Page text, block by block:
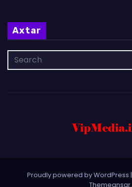
Axtar
Proudly powered by WordPress |
Themeansar.